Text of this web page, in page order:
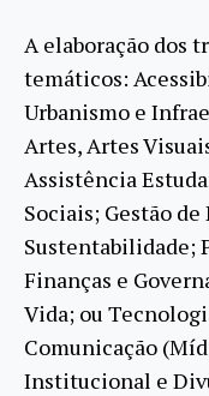
A elaboração dos
temáticos:
Urbanismo e
Artes, Artes
Assistência
Sociais; Gestão de
Sustentabilidade;
Finanças e
Vida; ou
Comunicação
Institucional e